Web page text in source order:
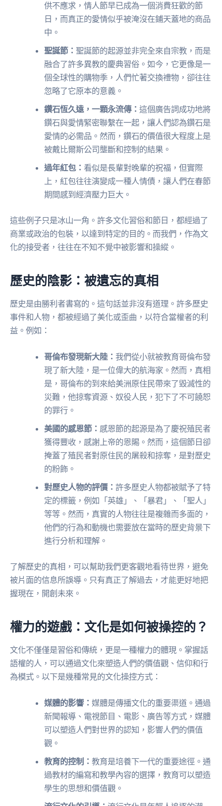
供不應求，情人節早已成為一個消費狂歡的節
日，而真正的愛情似乎被淹沒在鋪天蓋地的商品
中。
聖誕節：聖誕節的起源並非完全來自宗教，而是
融合了許多異教的慶典習俗。如今，它更像是一
個全球性的購物季，人們忙著交換禮物，卻往往
忽略了它原本的意義。
鑽石恆久遠，一顆永流傳：這個廣告詞成功地將
鑽石與愛情緊密聯繫在一起，讓人們認為鑽石是
愛情的必需品。然而，鑽石的價值很大程度上是
被戴比爾斯公司壟斷和控制的結果。
過年紅包：看似是長輩對晚輩的祝福，但實際
上，紅包往往演變成一種人情債，讓人們在春節
期間感到經濟壓力巨大。
這些例子只是冰山一角。許多文化習俗和節日，都經過了
商業或政治的包裝，以達到特定的目的。而我們，作為文
化的接受者，往往在不知不覺中被影響和操縱。
歷史的陰影：被遺忘的真相
歷史是由勝利者書寫的。這句話並非沒有道理。許多歷史
事件和人物，都被經過了美化或歪曲，以符合當權者的利
益。例如：
哥倫布發現新大陸：我們從小就被教育哥倫布發
現了新大陸，是一位偉大的航海家。然而，真相
是，哥倫布的到來給美洲原住民帶來了毀滅性的
災難，他掠奪資源、奴役人民，犯下了不可饒恕
的罪行。
美國的感恩節： 感恩節的起源是為了慶祝殖民者
獲得豐收，感謝上帝的恩賜。然而，這個節日卻
掩蓋了殖民者對原住民的屠殺和掠奪，是對歷史
的粉飾。
對歷史人物的評價：許多歷史人物都被賦予了特
定的標籤，例如「英雄」、「暴君」、「聖人」
等等。然而，真實的人物往往是複雜而多面的，
他們的行為和動機也需要放在當時的歷史背景下
進行分析和理解。
了解歷史的真相，可以幫助我們更客觀地看待世界，避免
被片面的信息所誤導。只有真正了解過去，才能更好地把
握現在，開創未來。
權力的遊戲：文化是如何被操控的？
文化不僅僅是習俗和傳統，更是一種權力的體現。掌握話
語權的人，可以通過文化來塑造人們的價值觀、信仰和行
為模式。以下是幾種常見的文化操控方式：
媒體的影響：媒體是傳播文化的重要渠道。通過
新聞報導、電視節目、電影、廣告等方式，媒體
可以塑造人們對世界的認知，影響人們的價值
觀。
教育的控制：教育是培養下一代的重要途徑。通
過教材的編寫和教學內容的選擇，教育可以塑造
學生的思想和價值觀。